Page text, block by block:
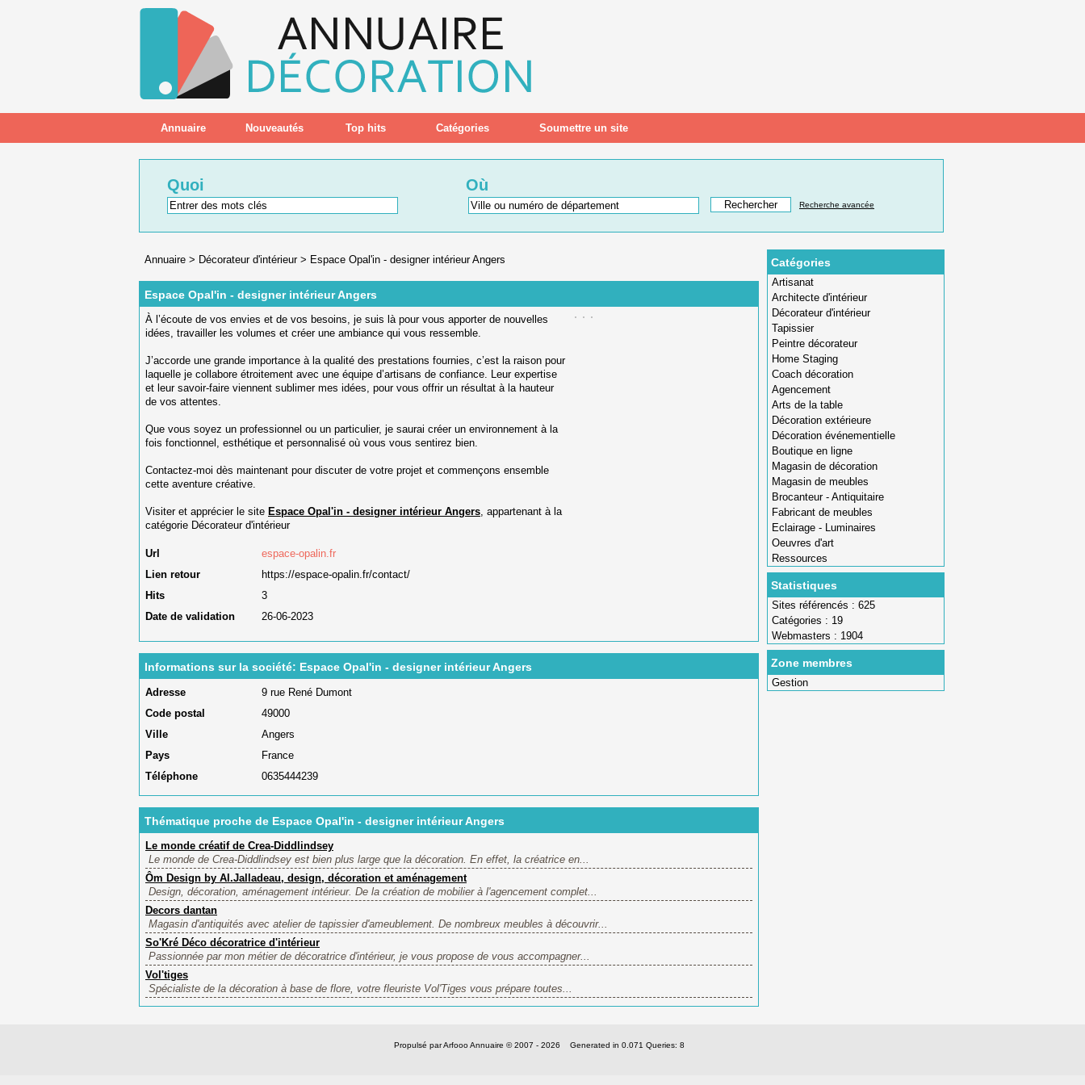
Annuaire Nouveautés Top hits Catégories Soumettre un site
Quoi Où
Recherche avancée
Catégories
Artisanat
Architecte d'intérieur
Décorateur d'intérieur
Tapissier
Peintre décorateur
Home Staging
Coach décoration
Agencement
Arts de la table
Décoration extérieure
Décoration événementielle
Boutique en ligne
Magasin de décoration
Magasin de meubles
Brocanteur - Antiquitaire
Fabricant de meubles
Eclairage - Luminaires
Oeuvres d'art
Ressources
Statistiques
Sites référencés : 625
Catégories : 19
Webmasters : 1904
Zone membres
Gestion
Annuaire > Décorateur d'intérieur> Espace Opal'in - designer intérieur Angers
Espace Opal'in - designer intérieur Angers
À l’écoute de vos envies et de vos besoins, je suis là pour vous apporter de nouvelles
idées, travailler les volumes et créer une ambiance qui vous ressemble.
J’accorde une grande importance à la qualité des prestations fournies, c’est la raison pour
laquelle je collabore étroitement avec une équipe d’artisans de confiance. Leur expertise
et leur savoir-faire viennent sublimer mes idées, pour vous offrir un résultat à la hauteur
de vos attentes.
Que vous soyez un professionnel ou un particulier, je saurai créer un environnement à la
fois fonctionnel, esthétique et personnalisé où vous vous sentirez bien.
Contactez-moi dès maintenant pour discuter de votre projet et commençons ensemble
cette aventure créative.
Visiter et apprécier le site Espace Opal'in - designer intérieur Angers, appartenant à la
catégorie Décorateur d'intérieur
Url
espace-opalin.fr
Lien retour
https://espace-opalin.fr/contact/
Hits
3
Date de validation
26-06-2023
Informations sur la société: Espace Opal'in - designer intérieur Angers
Adresse
9 rue René Dumont
Code postal
49000
Ville
Angers
Pays
France
Téléphone
0635444239
Thématique proche de Espace Opal'in - designer intérieur Angers
Le monde créatif de Crea-Diddlindsey
Le monde de Crea-Diddlindsey est bien plus large que la décoration. En effet, la créatrice en...
Ôm Design by Al.Jalladeau, design, décoration et aménagement
Design, décoration, aménagement intérieur. De la création de mobilier à l'agencement complet...
Decors dantan
Magasin d'antiquités avec atelier de tapissier d'ameublement. De nombreux meubles à découvrir...
So'Kré Déco décoratrice d'intérieur
Passionnée par mon métier de décoratrice d'intérieur, je vous propose de vous accompagner...
Vol'tiges
Spécialiste de la décoration à base de flore, votre fleuriste Vol'Tiges vous prépare toutes...
Propulsé par Arfooo Annuaire © 2007 - 2026 Generated in 0.071 Queries: 8